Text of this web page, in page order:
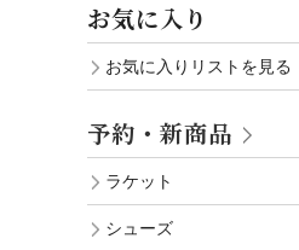
お気に入り
お気に入りリストを見る
予約・新商品
ラケット
シューズ